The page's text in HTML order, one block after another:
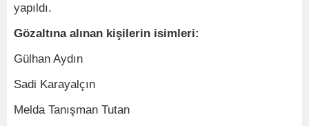
yapıldı.
Gözaltına alınan kişilerin isimleri:
Gülhan Aydın
Sadi Karayalçın
Melda Tanışman Tutan